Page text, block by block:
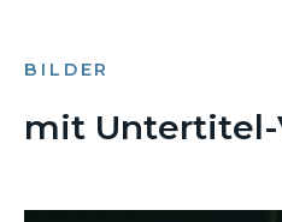
BILDER
mit Untertitel-